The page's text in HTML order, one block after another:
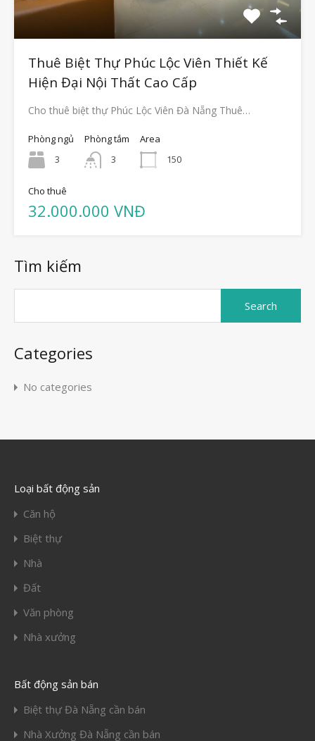
Thuê Biệt Thự Phúc Lộc Viên Thiết Kế
Hiện Đại Nội Thất Cao Cấp
Cho thuê biệt thự Phúc Lộc Viên Đà Nẵng Thuê…
Phòng ngủ
3
Phòng tắm
3
Area
150
Cho thuê
32.000.000 VNĐ
Tìm kiếm
Search
Categories
No categories
Loại bất động sản
Căn hộ
Biệt thự
Nhà
Đất
Văn phòng
Nhà xưởng
Bất động sản bán
Biệt thự Đà Nẵng cần bán
Nhà Xưởng Đà Nẵng cần bán